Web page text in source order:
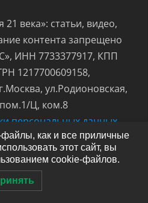
века»: статьи, видео,
контента запрещено
ИНН 7733377917, КПП
1217700609158,
ул.Родионовская,
пом.1/Ц, ком.8
персональных данных
как и все приличные
этот сайт, вы
cookie-файлов.